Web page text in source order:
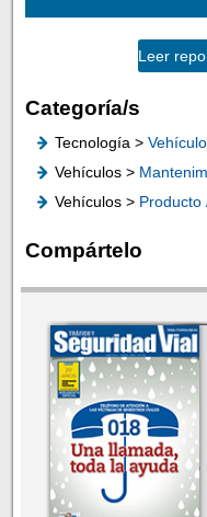
Leer
Categoría/s
Tecnología >
Vehículos >
Vehículos > Producto
Compártelo